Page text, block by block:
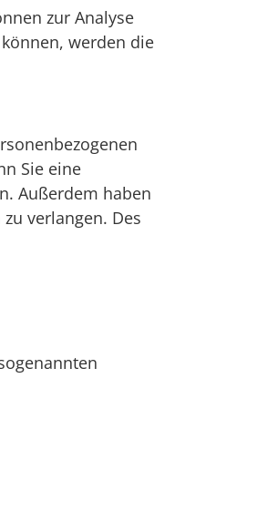
zur Analyse
werden die
Sie eine
Außerdem haben
verlangen. Des